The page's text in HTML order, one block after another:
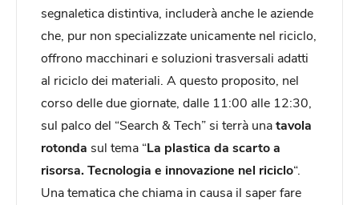
segnaletica distintiva, includerà anche le aziende
che, pur non specializzate unicamente nel riciclo,
offrono macchinari e soluzioni trasversali adatti
al riciclo dei materiali. A questo proposito, nel
corso delle due giornate, dalle 11:00 alle 12:30,
sul palco del “Search & Tech” si terrà unatavola
rotonda sul tema “La plastica da scarto a
risorsa. Tecnologia e innovazione nel riciclo“.
Una tematica che chiama in causa il saper fare